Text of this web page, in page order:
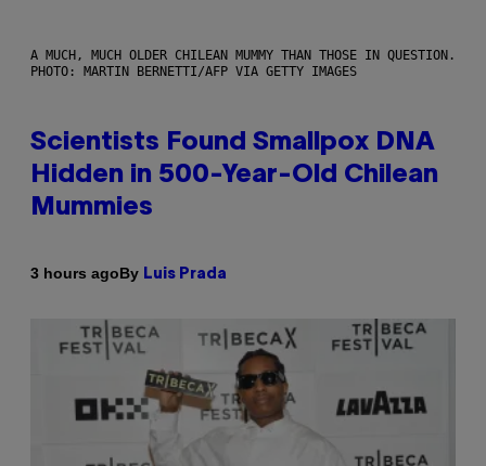
A MUCH, MUCH OLDER CHILEAN MUMMY THAN THOSE IN QUESTION.
PHOTO: MARTIN BERNETTI/AFP VIA GETTY IMAGES
Scientists Found Smallpox DNA
Hidden in 500-Year-Old Chilean
Mummies
3 hours agoBy Luis Prada